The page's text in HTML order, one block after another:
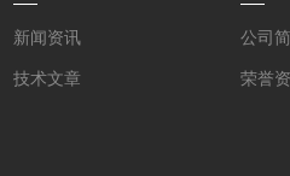
新闻资讯
技术文章
公司
荣誉